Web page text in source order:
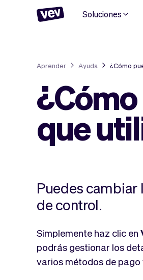
Soluciones
Aprender Ayuda ¿Cómo
que
Puedes
de control.
Simplemente haz clic en
podrás gestionar los
varios métodos de pago